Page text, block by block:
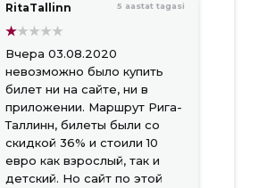
RitaTallinn 5 aastat tagasi
Вчера 03.08.2020
невозможно было купить
билет ни на сайте, ни в
приложении. Маршрут Рига-
Таллинн, билеты были со
скидкой 36% и стоили 10
евро как взрослый, так и
детский. Но сайт по этой